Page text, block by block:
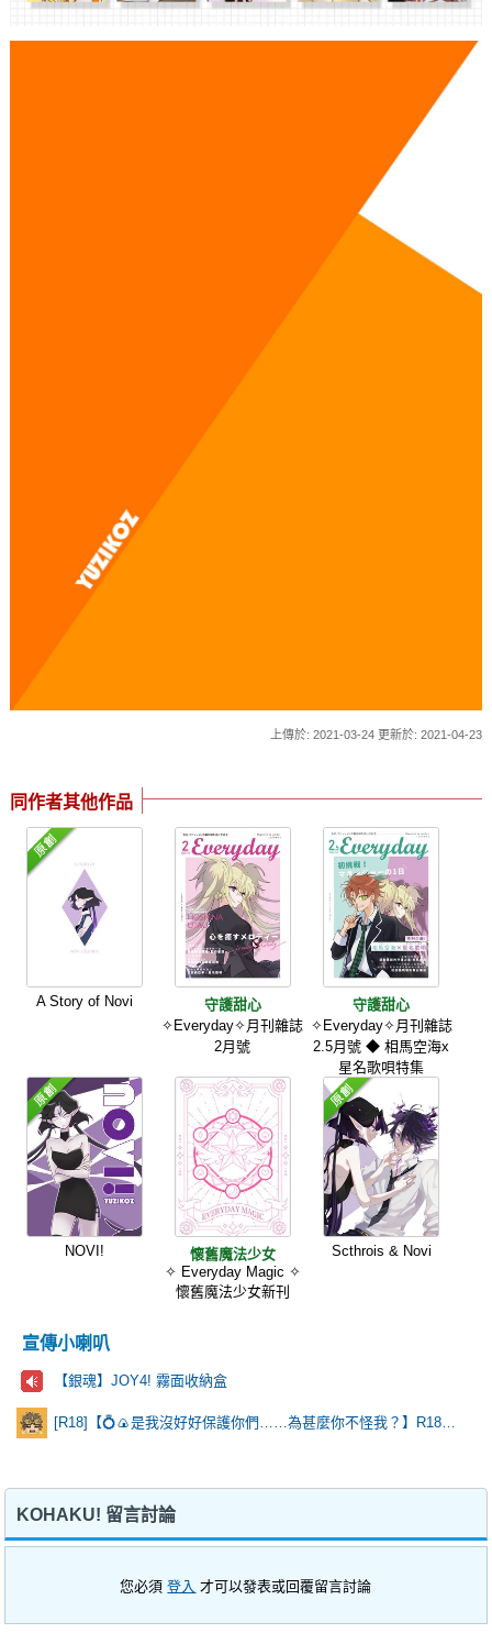
上傳於: 2021-03-24 更新於: 2021-04-23
同作者其他作品
A Story of Novi
守護甜心
✧Everyday✧月刊雜誌
2月號
守護甜心
✧Everyday✧月刊雜誌
2.5月號 ◆ 相馬空海x
星名歌唄特集
NOVI!
懷舊魔法少女
✧ Everyday Magic ✧
懷舊魔法少女新刊
Scthrois & Novi
宣傳小喇叭
【銀魂】JOY4! 霧面收納盒
[R18]【💍🍙是我沒好好保護你們……為甚麼你不怪我？】R18乙棘《Poker Face》* 含本篇劇情
KOHAKU! 留言討論
您必須登入 才可以發表或回覆留言討論